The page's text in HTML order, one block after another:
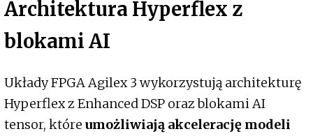
Architektura Hyperflex z
blokami AI
Układy FPGA Agilex 3 wykorzystują architekturę
Hyperflex z Enhanced DSP oraz blokami AI
tensor, które umożliwiają akcelerację modeli